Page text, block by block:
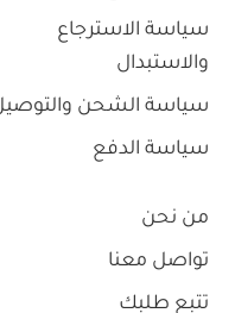
سياسة الاسترجاع
والاستبدال
سياسة الشحن
سياسة الدفع
من نحن
تواصل معنا
تتبع طلبك